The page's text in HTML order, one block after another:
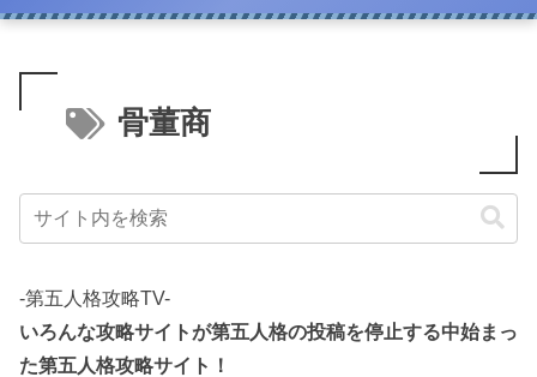
骨董商
-第五人格攻略TV-
いろんな攻略サイトが第五人格の投稿を停止する中始まっ
た第五人格攻略サイト！